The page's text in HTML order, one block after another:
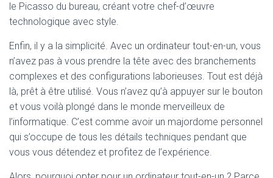
le Picasso du bureau, créant votre chef-d’œuvre
technologique avec style.
Enfin, il y a la simplicité. Avec un ordinateur tout-en-un, vous
n’avez pas à vous prendre la tête avec des branchements
complexes et des configurations laborieuses. Tout est déjà
là, prêt à être utilisé. Vous n’avez qu’à appuyer sur le bouton
et vous voilà plongé dans le monde merveilleux de
l’informatique. C’est comme avoir un majordome personnel
qui s’occupe de tous les détails techniques pendant que
vous vous détendez et profitez de l’expérience.